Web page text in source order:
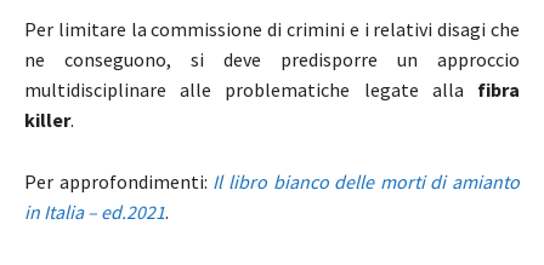
Per limitare la commissione di crimini e i relativi disagi che
ne conseguono, si deve predisporre un approccio
multidisciplinare alle problematiche legate alla fibra
killer.
Per approfondimenti: Il libro bianco delle morti di amianto
in Italia – ed.2021.